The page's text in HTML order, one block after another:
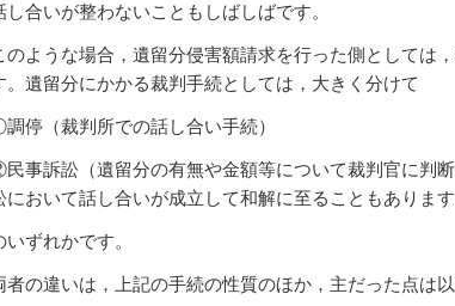
し合いが整わないこともしばしばです。
のような場合，遺留分侵害額請求を行った側としては
。遺留分にかかる裁判手続としては，大きく分けて
停（裁判所での話し合い手続）
事訴訟（遺留分の有無や金額等について裁判官に判
において話し合いが成立して和解に至ることもあります
いずれかです。
者の違いは，上記の手続の性質のほか，主だった点は以